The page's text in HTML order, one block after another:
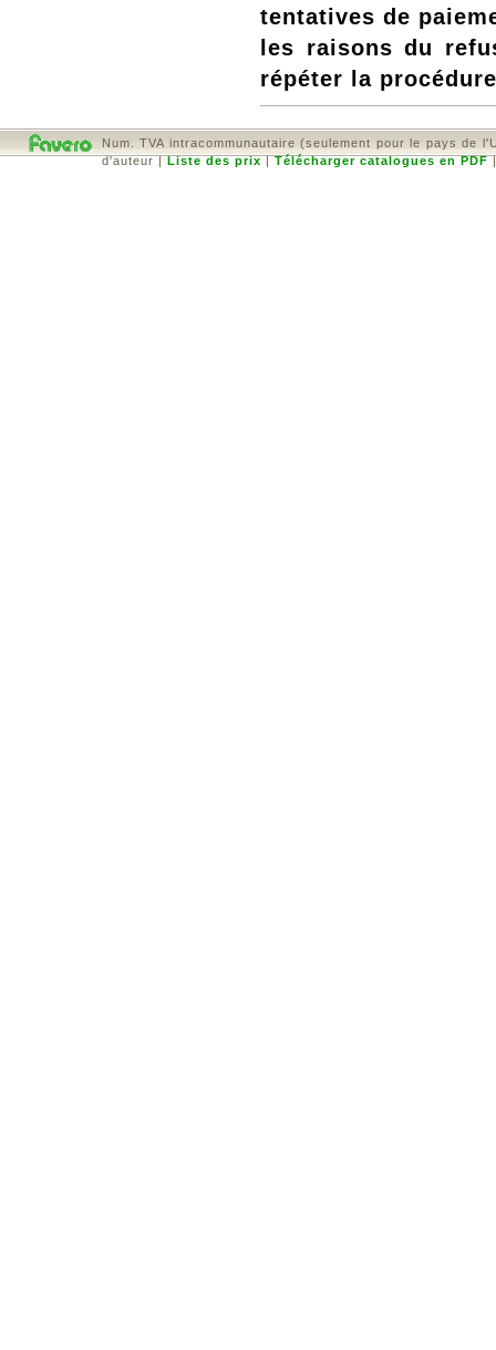
tentatives de
les raisons du
répéter la
Num. TVA intracommunautaire (seulement pour le pays de
d'auteur|Liste des prix|Télécharger catalogues en PDF